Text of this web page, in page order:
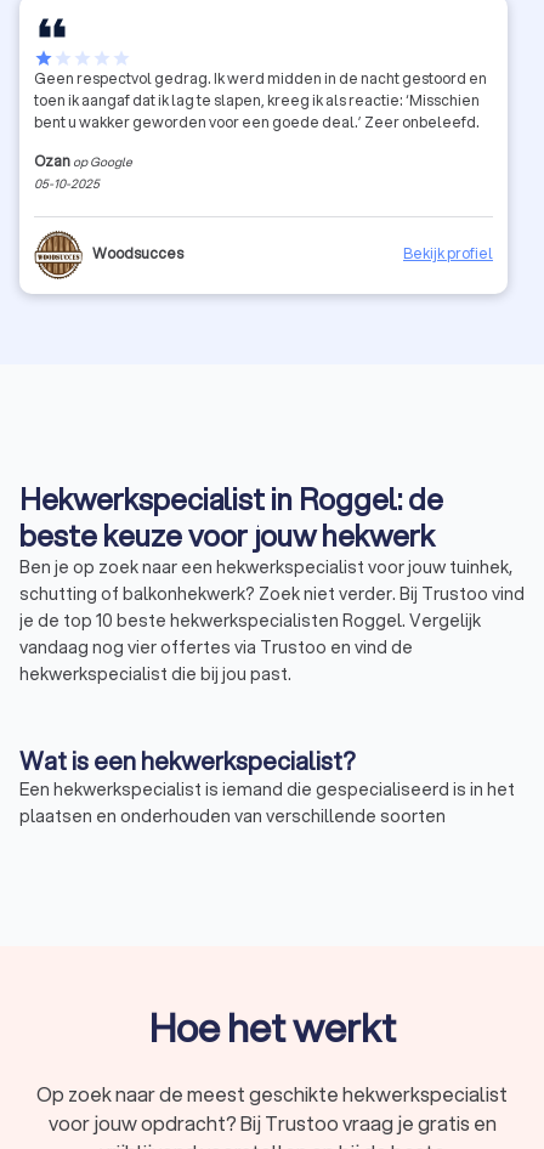
starstar star star star
Geen respectvol gedrag. Ik werd midden in de nacht gestoord en
toen ik aangaf dat ik lag te slapen, kreeg ik als reactie: ‘Misschien
bent u wakker geworden voor een goede deal.’ Zeer onbeleefd.
Ozan op Google
05-10-2025
Woodsucces Bekijk profiel
Hekwerkspecialist in Roggel: de
beste keuze voor jouw hekwerk
Ben je op zoek naar een hekwerkspecialist voor jouw tuinhek,
schutting of balkonhekwerk? Zoek niet verder. Bij Trustoo vind
je de top 10 beste hekwerkspecialisten Roggel. Vergelijk
vandaag nog vier offertes via Trustoo en vind de
hekwerkspecialist die bij jou past.
Wat is een hekwerkspecialist?
Een hekwerkspecialist is iemand die gespecialiseerd is in het
plaatsen en onderhouden van verschillende soorten
van 8.8 op basis van 1000+ reviews, ervaring en opleiding.
Waarom een professionele
Hoe het werkt
Op zoek naar de meest geschikte hekwerkspecialist
voor jouw opdracht? Bij Trustoo vraag je gratis en